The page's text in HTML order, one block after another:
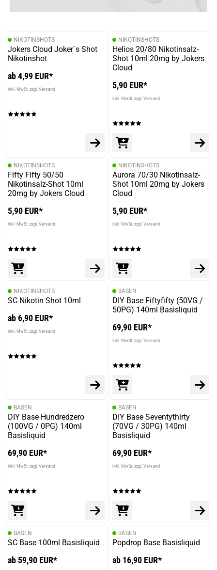
NIKOTINSHOTS
Jokers Cloud Joker`s Shot
Nikotinshot
ab 4,99 EUR*
inkl. MwSt. zzgl. Versand
NIKOTINSHOTS
Helios 20/80 Nikotinsalz-
Shot 10ml 20mg by Jokers
Cloud
5,90 EUR*
inkl. MwSt. zzgl. Versand
NIKOTINSHOTS
Fifty Fifty 50/50
Nikotinsalz-Shot 10ml
20mg by Jokers Cloud
5,90 EUR*
inkl. MwSt. zzgl. Versand
NIKOTINSHOTS
Aurora 70/30 Nikotinsalz-
Shot 10ml 20mg by Jokers
Cloud
5,90 EUR*
inkl. MwSt. zzgl. Versand
NIKOTINSHOTS
SC Nikotin Shot 10ml
ab 6,90 EUR*
inkl. MwSt. zzgl. Versand
BASEN
DIY Base Fiftyfifty (50VG /
50PG) 140ml Basisliquid
69,90 EUR*
inkl. MwSt. zzgl. Versand
BASEN
DIY Base Hundredzero
(100VG / 0PG) 140ml
Basisliquid
69,90 EUR*
inkl. MwSt. zzgl. Versand
BASEN
DIY Base Seventythirty
(70VG / 30PG) 140ml
Basisliquid
69,90 EUR*
inkl. MwSt. zzgl. Versand
BASEN
SC Base 100ml Basisliquid
ab 59,90 EUR*
BASEN
Popdrop Base Basisliquid
ab 16,90 EUR*